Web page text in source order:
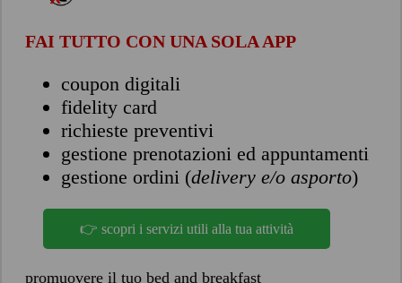
FAI TUTTO CON UNA SOLA APP
coupon digitali
fidelity card
richieste preventivi
gestione prenotazioni ed appuntamenti
gestione ordini (delivery e/o asporto)
👉 scopri i servizi utili alla tua attività
promuovere il tuo bed and breakfast